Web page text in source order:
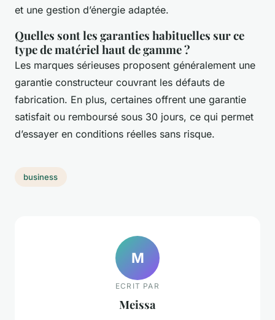
et une gestion d’énergie adaptée.
Quelles sont les garanties habituelles sur ce
type de matériel haut de gamme ?
Les marques sérieuses proposent généralement une
garantie constructeur couvrant les défauts de
fabrication. En plus, certaines offrent une garantie
satisfait ou remboursé sous 30 jours, ce qui permet
d’essayer en conditions réelles sans risque.
business
M
ECRIT PAR
Meissa